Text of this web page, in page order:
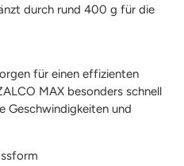
durch rund 400 g für die
für einen effizienten
MAX besonders schnell
Geschwindigkeiten und